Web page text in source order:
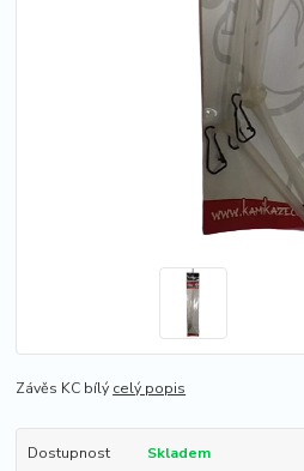
Závěs KC bílý celý popis
Dostupnost
Skladem